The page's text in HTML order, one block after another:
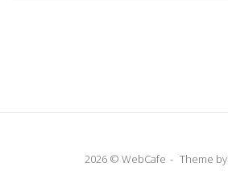
2026 © WebCafe Theme by